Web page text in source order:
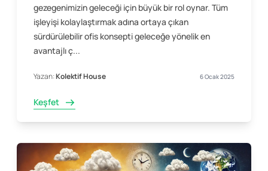
gezegenimizin geleceği için büyük bir rol oynar. Tüm
işleyişi kolaylaştırmak adına ortaya çıkan
sürdürülebilir ofis konsepti geleceğe yönelik en
avantajlı ç...
Yazan:Kolektif House 6 Ocak 2025
Keşfet